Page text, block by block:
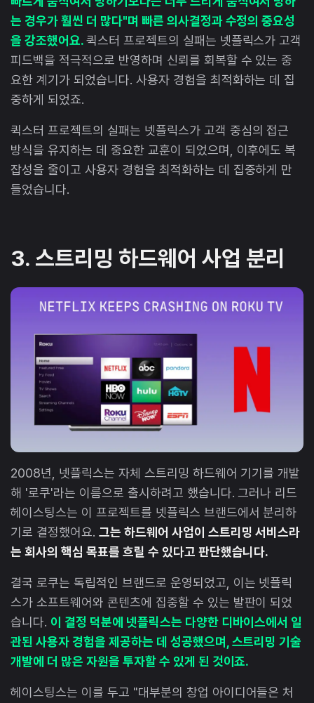
는 경우가 훨씬 더 많다"며 빠른 의사결정과 수정의 중요성
을 강조했어요.퀵스터 프로젝트의 실패는 넷플릭스가 고객
피드백을 적극적으로 반영하며 신뢰를 회복할 수 있는 중
요한 계기가 되었습니다. 사용자 경험을 최적화하는 데 집
중하게 되었죠.
퀵스터 프로젝트의 실패는 넷플릭스가 고객 중심의 접근
방식을 유지하는 데 중요한 교훈이 되었으며, 이후에도 복
잡성을 줄이고 사용자 경험을 최적화하는 데 집중하게 만
들었습니다.
3. 스트리밍 하드웨어 사업 분리
2008년, 넷플릭스는 자체 스트리밍 하드웨어 기기를 개발
해 '로쿠'라는 이름으로 출시하려고 했습니다. 그러나 리드
헤이스팅스는 이 프로젝트를 넷플릭스 브랜드에서 분리하
기로 결정했어요. 그는 하드웨어 사업이 스트리밍 서비스라
는 회사의 핵심 목표를 흐릴 수 있다고 판단했습니다.
결국 로쿠는 독립적인 브랜드로 운영되었고, 이는 넷플릭
스가 소프트웨어와 콘텐츠에 집중할 수 있는 발판이 되었
습니다. 이 결정 덕분에 넷플릭스는 다양한 디바이스에서 일
관된 사용자 경험을 제공하는 데 성공했으며, 스트리밍 기술
개발에 더 많은 자원을 투자할 수 있게 된 것이죠.
헤이스팅스는 이를 두고 "대부분의 창업 아이디어들은 처